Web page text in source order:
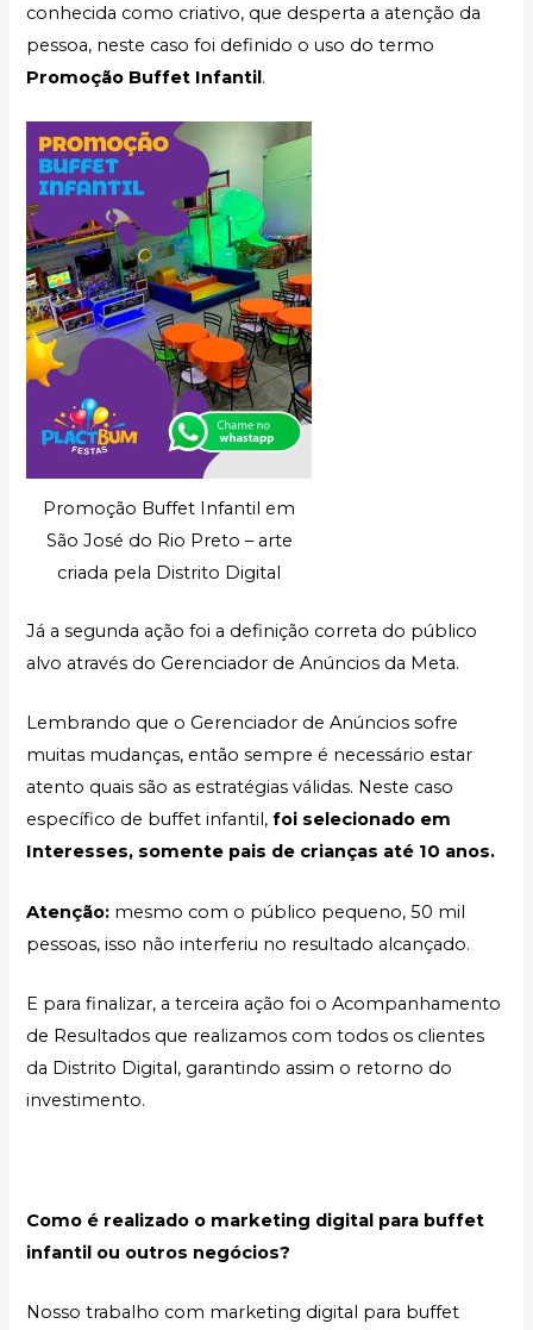
conhecida como criativo, que desperta a atenção da
pessoa, neste caso foi definido o uso do termo
Promoção Buffet Infantil.
Promoção Buffet Infantil em
São José do Rio Preto – arte
criada pela Distrito Digital
Já a segunda ação foi a definição correta do público
alvo através do Gerenciador de Anúncios da Meta.
Lembrando que o Gerenciador de Anúncios sofre
muitas mudanças, então sempre é necessário estar
atento quais são as estratégias válidas. Neste caso
específico de buffet infantil,foi selecionado em
Interesses, somente pais de crianças até 10 anos.
Atenção: mesmo com o público pequeno, 50 mil
pessoas, isso não interferiu no resultado alcançado.
E para finalizar, a terceira ação foi o Acompanhamento
de Resultados que realizamos com todos os clientes
da Distrito Digital, garantindo assim o retorno do
investimento.
Como é realizado o marketing digital para buffet
infantil ou outros negócios?
Nosso trabalho com marketing digital para buffet